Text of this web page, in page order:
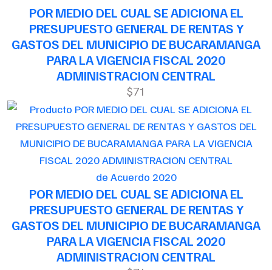
POR MEDIO DEL CUAL SE ADICIONA EL
PRESUPUESTO GENERAL DE RENTAS Y
GASTOS DEL MUNICIPIO DE BUCARAMANGA
PARA LA VIGENCIA FISCAL 2020
ADMINISTRACION CENTRAL
$71
de Acuerdo 2020
POR MEDIO DEL CUAL SE ADICIONA EL
PRESUPUESTO GENERAL DE RENTAS Y
GASTOS DEL MUNICIPIO DE BUCARAMANGA
PARA LA VIGENCIA FISCAL 2020
ADMINISTRACION CENTRAL